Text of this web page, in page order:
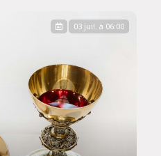
03 juil. à 06:00